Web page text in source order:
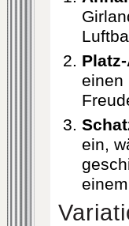
einen
ein,